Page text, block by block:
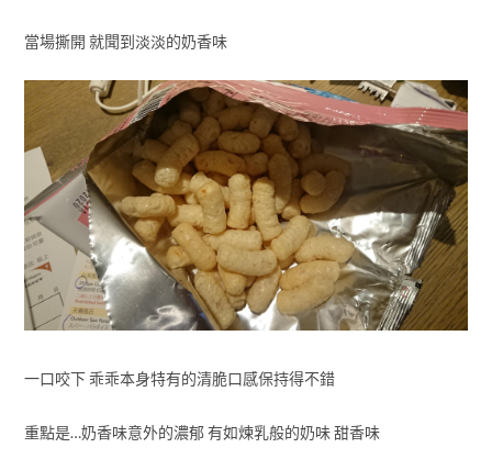
當場撕開 就聞到淡淡的奶香味
一口咬下 乖乖本身特有的清脆口感保持得不錯
重點是…奶香味意外的濃郁 有如煉乳般的奶味 甜香味